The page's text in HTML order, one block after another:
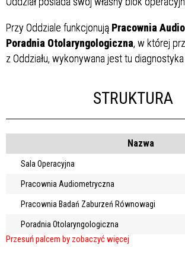
Przy Oddziale funkcjonują Pracownia
Poradnia Otolaryngologiczna, w której
z Oddziału, wykonywana jest tu
STRUKTURA
Nazwa
Sala Operacyjna
Pracownia Audiometryczna
Pracownia Badań Zaburzeń Równowagi
Poradnia Otolaryngologiczna